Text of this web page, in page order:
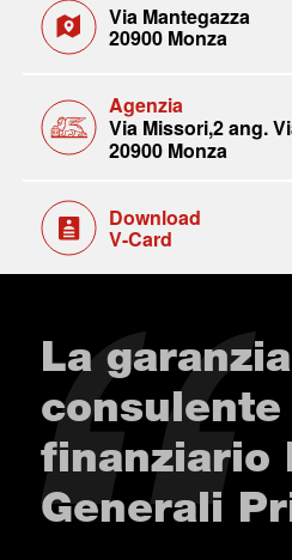
Via Mantegazza
20900 Monza
Agenzia
Via Missori,2 ang.
20900 Monza
Download
V-Card
La
consulente
finanziario
Generali